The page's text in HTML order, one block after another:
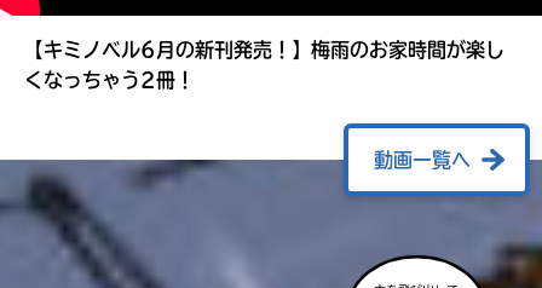
【キミノベル6月の新刊発売！】梅雨のお家時間が楽し
くなっちゃう2冊！
動画一覧へ